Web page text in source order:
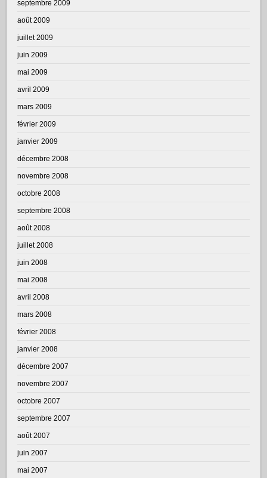
septembre 2009
août 2009
juillet 2009
juin 2009
mai 2009
avril 2009
mars 2009
février 2009
janvier 2009
décembre 2008
novembre 2008
octobre 2008
septembre 2008
août 2008
juillet 2008
juin 2008
mai 2008
avril 2008
mars 2008
février 2008
janvier 2008
décembre 2007
novembre 2007
octobre 2007
septembre 2007
août 2007
juin 2007
mai 2007